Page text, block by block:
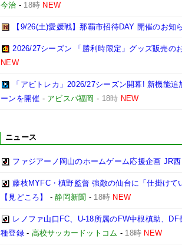
今治 - 18時 NEW
【9/26(土)愛媛戦】那覇市招待DAY 開催のお知
2026/27シーズン 「勝利時限定」グッズ販売の
NEW
「アビトレカ」2026/27シーズン開幕! 新機能
ーンを開催 - アビスパ福岡 - 18時 NEW
ニュース
ファジアーノ岡山のホームゲーム応援企画 JR
藤枝MYFC・槙野監督 強敵の仙台に「仕掛け
【見どころ】
-静岡新聞 - 18時 NEW
レノファ山口FC、U-18所属のFW中根槙助、
種登録- 高校サッカードットコム - 18時 NEW